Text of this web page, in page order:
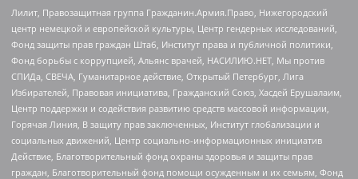
Лилит, Правозащитная группа Гражданин.Армия.Право, Нижегородский
центр немецкой и европейской культуры, Центр гендерных исследований,
Фонд защиты прав граждан Штаб, Институт права и публичной политики,
Фонд борьбы с коррупцией, Альянс врачей, НАСИЛИЮ.НЕТ, Мы против
СПИДа, СВЕЧА, Гуманитарное действие, Открытый Петербург, Лига
Избирателей, Правовая инициатива, Гражданский Союз, Хасдей Ерушалаим,
Центр поддержки и содействия развитию средств массовой информации,
Горячая Линия, В защиту прав заключенных, Институт глобализации и
социальных движений, Центр социально-информационных инициатив
Действие, Благотворительный фонд охраны здоровья и защиты прав
граждан, Благотворительный фонд помощи осужденным и их семьям, Фонд